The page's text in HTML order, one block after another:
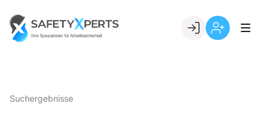
content
Go to landing page.
Suchergebnisse